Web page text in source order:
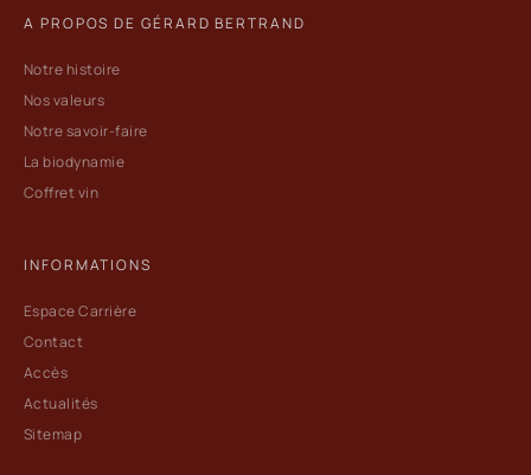
A PROPOS DE GÉRARD BERTRAND
Notre histoire
Nos valeurs
Notre savoir-faire
La biodynamie
Coffret vin
INFORMATIONS
Espace Carrière
Contact
Accès
Actualités
Sitemap